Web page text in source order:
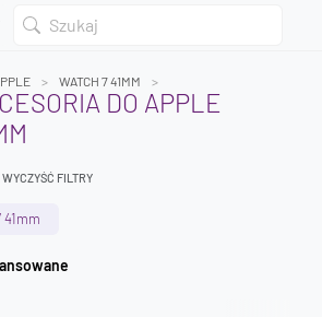
Szukaj
produkty, aby kontynuować.
WATCH 7 41MM
DO APPLE
WYCZYŚĆ FILTRY
zaawansowane